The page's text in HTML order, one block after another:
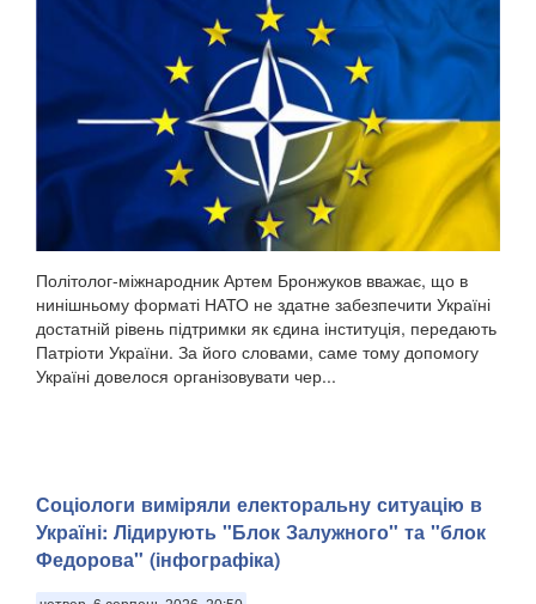
Політолог-міжнародник Артем Бронжуков вважає, що в
нинішньому форматі НАТО не здатне забезпечити Україні
достатній рівень підтримки як єдина інституція, передають
Патріоти України. За його словами, саме тому допомогу
Україні довелося організовувати чер...
Соціологи виміряли електоральну ситуацію в
Україні: ​Лідирують "Блок Залужного" та "блок
Федорова" (інфографіка)